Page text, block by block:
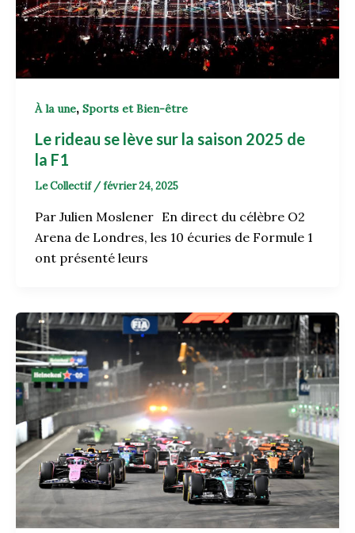
À la une, Sports et Bien-être
Le rideau se lève sur la saison 2025 de
la F1
Le Collectif/février 24, 2025
Par Julien Moslener En direct du célèbre O2
Arena de Londres, les 10 écuries de Formule 1
ont présenté leurs